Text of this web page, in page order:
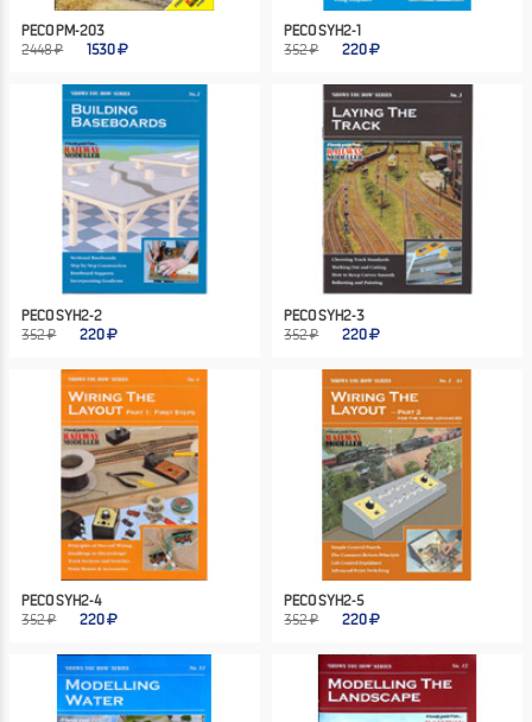
PECO PM-203
2448 ₽
1530
PECO SYH2-1
352 ₽
220
PECO SYH2-2
352 ₽
220
PECO SYH2-3
352 ₽
220
PECO SYH2-4
352 ₽
220
PECO SYH2-5
352 ₽
220